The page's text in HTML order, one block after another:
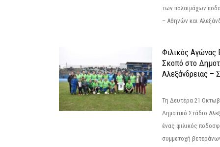
των παλαιμάχων
– Αθηνών και
Φιλικός Αγώνας
Σκοπό στο
Αλεξάνδρειας –
Τη Δευτέρα 21
Δημοτικό Στάδιο
ένας φιλικός
συμμετοχή